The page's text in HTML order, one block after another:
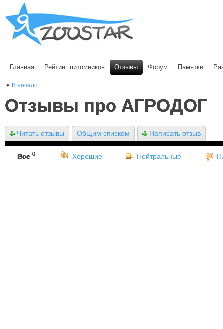
Главная Рейтинг питомников Отзывы Форум Памятки
В начало
Отзывы про АГРОДОГ
Читать отзывы Общим списком Написать отзыв
Все 0 Хорошие Нейтральные